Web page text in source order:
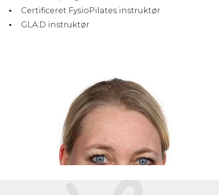
Certificeret FysioPilates instruktør
GLA:D instruktør